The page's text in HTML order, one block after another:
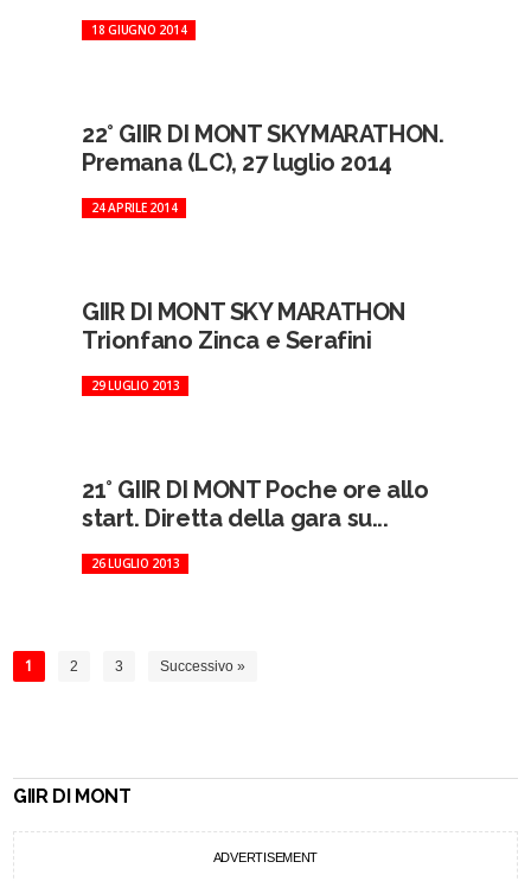
18 GIUGNO 2014
22° GIIR DI MONT SKYMARATHON.
Premana (LC), 27 luglio 2014
24 APRILE 2014
GIIR DI MONT SKY MARATHON
Trionfano Zinca e Serafini
29 LUGLIO 2013
21° GIIR DI MONT Poche ore allo
start. Diretta della gara su...
26 LUGLIO 2013
1 2 3 Successivo »
GIIR DI MONT
ADVERTISEMENT